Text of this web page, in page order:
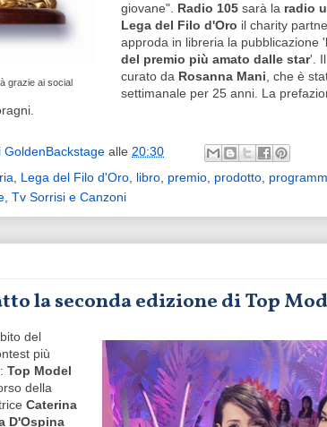
grazie ai social
giovane". Radio 105 sarà la radio
Lega del Filo d'Oro il charity
approda in libreria la pubblicazione '
del premio più amato dalle star'.
curato da Rosanna Mani, che è
settimanale per 25 anni. La
GoldenBackstage alle 20:30
, Lega del Filo d'Oro, libro, premio, prodotto,
, Tv Sorrisi e Canzoni
la seconda edizione di Top
del
più
: Top Model
della
Caterina
D'Ospina